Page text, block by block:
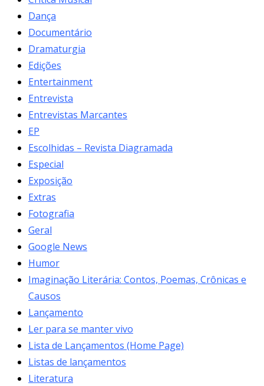
Dança
Documentário
Dramaturgia
Edições
Entertainment
Entrevista
Entrevistas Marcantes
EP
Escolhidas – Revista Diagramada
Especial
Exposição
Extras
Fotografia
Geral
Google News
Humor
Imaginação Literária: Contos, Poemas, Crônicas e
Causos
Lançamento
Ler para se manter vivo
Lista de Lançamentos (Home Page)
Listas de lançamentos
Literatura